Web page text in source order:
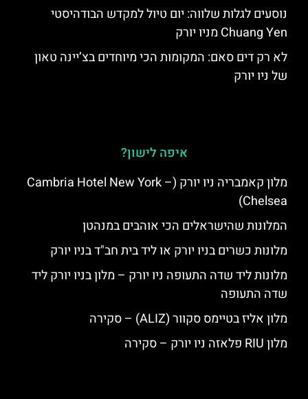
נוסעים לגלות שלווה: יום טיול למקדש הבודהיסטי
Chuang Yen מניו יורק
לא רק דים סאם: המקומות הכי מיוחדים בצ’יינה טאון
של ניו יורק
איפה לישון?
מלון קאמבריה ניו יורק (Cambria Hotel New York –
Chelsea)
המלונות שהישראלים הכי אוהבים במנהטן
מלונות כשרים בניו יורק או ליד בית חב"ד בניו יורק
מלונות ליד שדה התעופה ניו יורק – מלון בניו יורק ליד
שדה התעופה
מלון אליז בטיימס סקוור (ALIZ) – סקירה
מלון RIU פלאזה ניו יורק – סקירה